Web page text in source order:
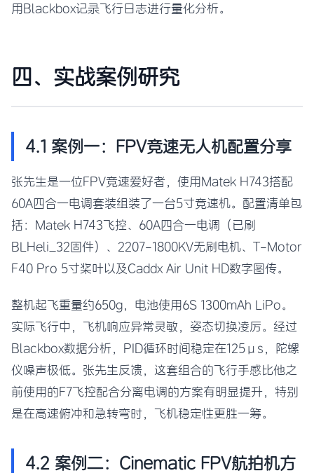
用Blackbox记录飞行日志进行量化分析。
四、实战案例研究
4.1 案例一：FPV竞速无人机配置分享
张先生是一位FPV竞速爱好者，使用Matek H743搭配
60A四合一电调套装组装了一台5寸竞速机。配置清单包
括：Matek H743飞控、60A四合一电调（已刷
BLHeli_32固件）、2207-1800KV无刷电机、T-Motor
F40 Pro 5寸桨叶以及Caddx Air Unit HD数字图传。
整机起飞重量约650g，电池使用6S 1300mAh LiPo。
实际飞行中，飞机响应异常灵敏，姿态切换凌厉。经过
Blackbox数据分析，PID循环时间稳定在125μs，陀螺
仪噪声极低。张先生反馈，这套组合的飞行手感比他之
前使用的F7飞控配合分离电调的方案有明显提升，特别
是在高速俯冲和急转弯时，飞机稳定性更胜一筹。
4.2 案例二：Cinematic FPV航拍机方